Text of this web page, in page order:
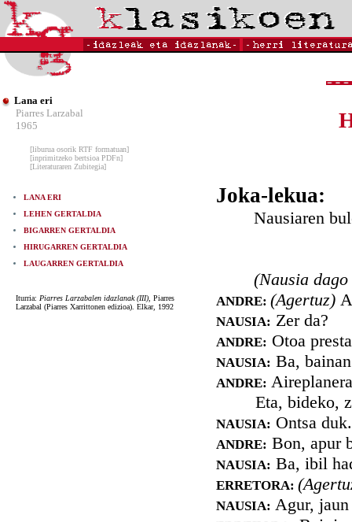
Lana eri
Piarres Larzabal
1965
[liburua osorik RTF formatuan]
[inprimitzeko bertsioa PDFn]
[Literaturaren Zubitegia]
LANA ERI
LEHEN GERTALDIA
BIGARREN GERTALDIA
HIRUGARREN GERTALDIA
LAUGARREN GERTALDIA
Iturria: Piarres Larzabalen idazlanak (III) , Piarres
Larzabal (Piarres Xarrittonen edizioa). Elkar, 1992
Joka-lekua:
Nausiaren
(Nausia
ANDRE: (Agertuz)
NAUSIA: Zer da?
ANDRE: Otoa
NAUSIA: Ba,
ANDRE:
Eta, bideko,
NAUSIA: Ontsa
ANDRE: Bon, apur
NAUSIA: Ba, ibil
ERRETORA:
NAUSIA: Agur,